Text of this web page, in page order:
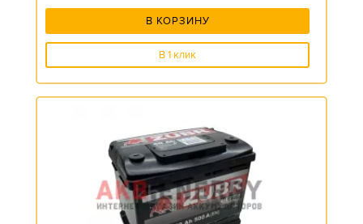
В КОРЗИНУ
В 1 клик